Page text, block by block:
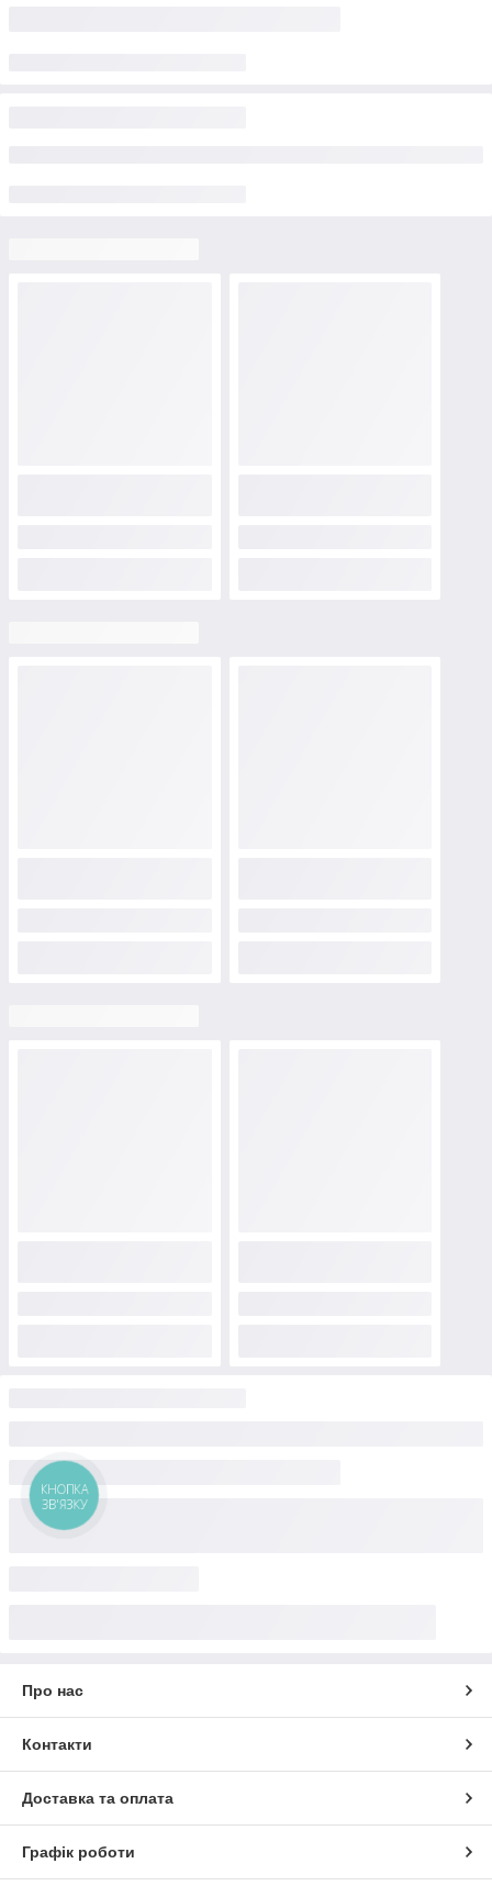
Про нас
Контакти
Доставка та оплата
Графік роботи
КНОПКА
ЗВ'ЯЗКУ